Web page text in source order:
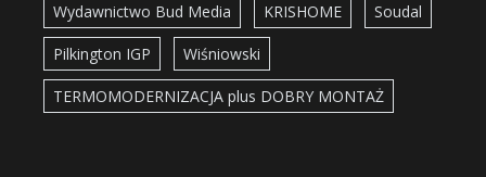
Wydawnictwo Bud Media KRISHOME Soudal
Pilkington IGP Wiśniowski
TERMOMODERNIZACJA plus DOBRY MONTAŻ